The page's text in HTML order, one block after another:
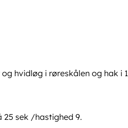
hvidløg i røreskålen og hak i
25 sek /hastighed 9.